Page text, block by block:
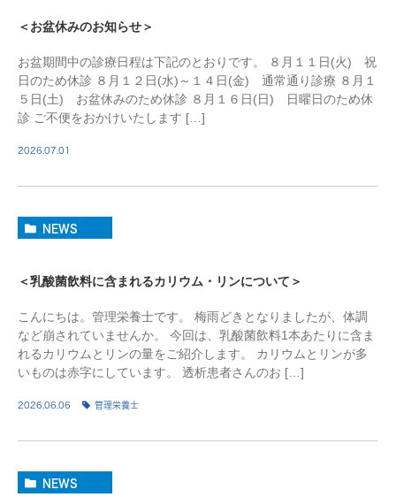
＜お盆休みのお知らせ＞
お盆期間中の診療日程は下記のとおりです。 ８月１１日(火) 祝
日のため休診 ８月１２日(水)～１４日(金) 通常通り診療 ８月１
５日(土) お盆休みのため休診 ８月１６日(日) 日曜日のため休
診 ご不便をおかけいたします […]
2026.07.01
NEWS
＜乳酸菌飲料に含まれるカリウム・リンについて＞
こんにちは。管理栄養士です。 梅雨どきとなりましたが、体調
など崩されていませんか。 今回は、乳酸菌飲料1本あたりに含ま
れるカリウムとリンの量をご紹介します。 カリウムとリンが多
いものは赤字にしています。 透析患者さんのお […]
2026.06.06 管理栄養士
NEWS